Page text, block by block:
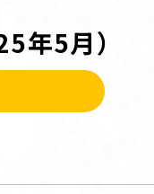
年5月）